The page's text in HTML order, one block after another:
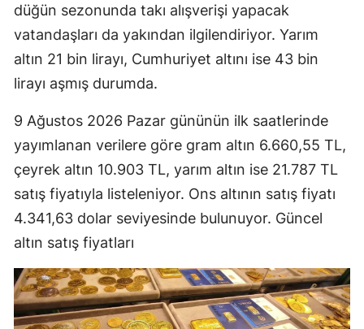
düğün sezonunda takı alışverişi yapacak
vatandaşları da yakından ilgilendiriyor. Yarım
altın 21 bin lirayı, Cumhuriyet altını ise 43 bin
lirayı aşmış durumda.
9 Ağustos 2026 Pazar gününün ilk saatlerinde
yayımlanan verilere göre gram altın 6.660,55 TL,
çeyrek altın 10.903 TL, yarım altın ise 21.787 TL
satış fiyatıyla listeleniyor. Ons altının satış fiyatı
4.341,63 dolar seviyesinde bulunuyor. Güncel
altın satış fiyatları